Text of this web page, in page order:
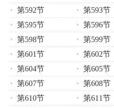
第592节
第593节
第595节
第596节
第598节
第599节
第601节
第602节
第604节
第605节
第607节
第608节
第610节
第611节